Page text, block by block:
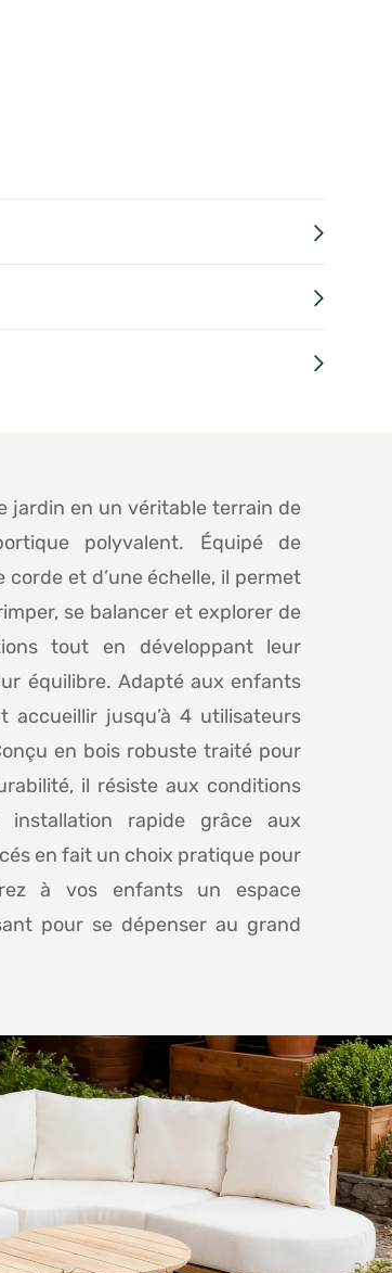
jardin en un véritable terrain de
polyvalent. Équipé de
corde et d’une échelle, il permet
se balancer et explorer de
tout en développant leur
équilibre. Adapté aux enfants
accueillir jusqu’à 4 utilisateurs
en bois robuste traité pour
il résiste aux conditions
installation rapide grâce aux
en fait un choix pratique pour
à vos enfants un espace
pour se dépenser au grand